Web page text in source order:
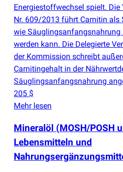
Energiestoffwechsel spielt. Die
Nr. 609/2013 führt Carnitin als
wie Säuglingsanfangsnahrung
werden kann. Die Delegierte
der Kommission schreibt
Carnitingehalt in der
Säuglingsanfangsnahrung
205 $
Mehr lesen
Mineralöl (MOSH/POSH
Lebensmitteln und